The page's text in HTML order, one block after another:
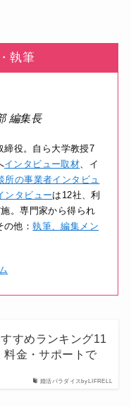
執筆
編集長
締役。自ら大学教授7
インタビュー取材、イ
所の事業者インタビュ
ンタビューは12社、利
。専門家から得られ
の他：執筆、編集メン
婚活パラダイスbyLIFRELL
すめランキング11
料金・サポートで